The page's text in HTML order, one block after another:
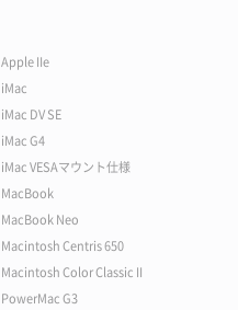
Apple IIe
iMac
iMac DV SE
iMac G4
iMac VESAマウント仕様
MacBook
MacBook Neo
Macintosh Centris 650
Macintosh Color Classic II
PowerMac G3